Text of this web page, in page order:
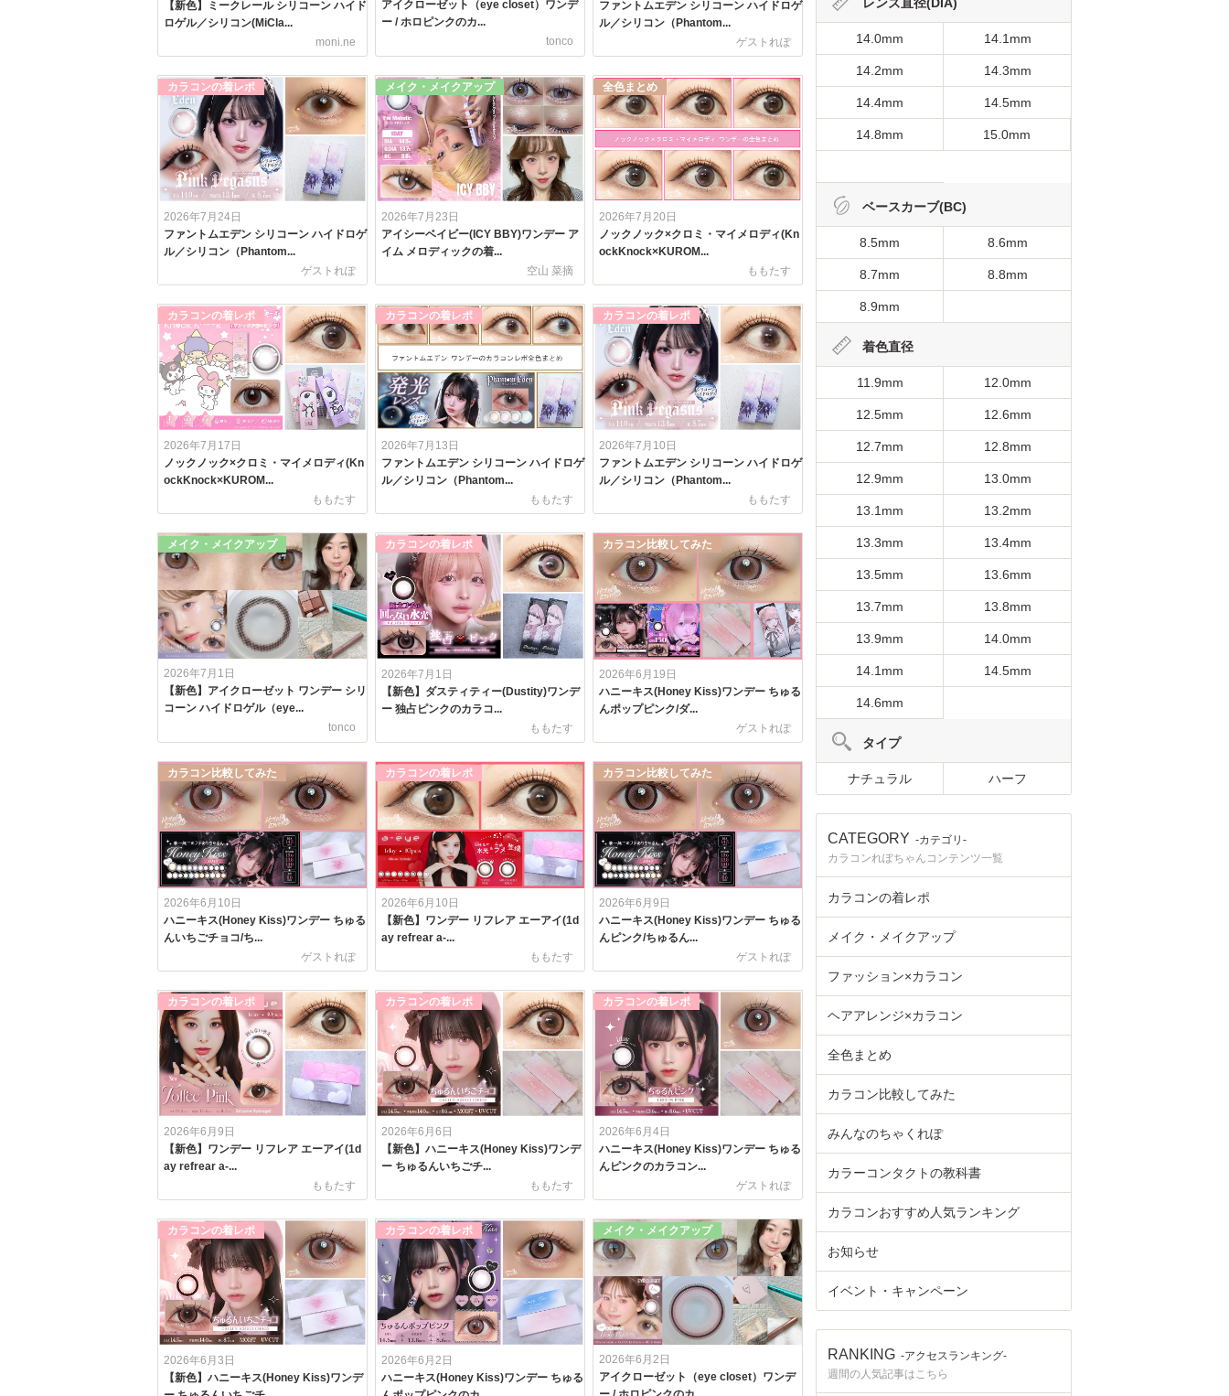
【新色】ミークレール シリコーン ハイド
ロゲル／シリコン(MiCla...
moni.ne
アイクローゼット（eye closet）ワンデ
ー / ホロピンクのカ...
tonco
ファントムエデン シリコーン ハイドロゲ
ル／シリコン（Phantom...
ゲストれぽ
カラコンの着レポ
2026年7月24日
ファントムエデン シリコーン ハイドロゲ
ル／シリコン（Phantom...
ゲストれぽ
メイク・メイクアップ
2026年7月23日
アイシーベイビー(ICY BBY)ワンデー ア
イム メロディックの着...
空山 菜摘
全色まとめ
2026年7月20日
ノックノック×クロミ・マイメロディ(Kn
ockKnock×KUROM...
ももたす
カラコンの着レポ
2026年7月17日
ノックノック×クロミ・マイメロディ(Kn
ockKnock×KUROM...
ももたす
カラコンの着レポ
2026年7月13日
ファントムエデン シリコーン ハイドロゲ
ル／シリコン（Phantom...
ももたす
カラコンの着レポ
2026年7月10日
ファントムエデン シリコーン ハイドロゲ
ル／シリコン（Phantom...
ももたす
メイク・メイクアップ
2026年7月1日
【新色】アイクローゼット ワンデー シリ
コーン ハイドロゲル（eye...
tonco
カラコンの着レポ
2026年7月1日
【新色】ダスティティー(Dustity)ワンデ
ー 独占ピンクのカラコ...
ももたす
カラコン比較してみた
2026年6月19日
ハニーキス(Honey Kiss)ワンデー ちゅる
んポップピンク/ダ...
ゲストれぽ
カラコン比較してみた
2026年6月10日
ハニーキス(Honey Kiss)ワンデー ちゅる
んいちごチョコ/ち...
ゲストれぽ
カラコンの着レポ
2026年6月10日
【新色】ワンデー リフレア エーアイ(1d
ay refrear a-...
ももたす
カラコン比較してみた
2026年6月9日
ハニーキス(Honey Kiss)ワンデー ちゅる
んピンク/ちゅるん...
ゲストれぽ
カラコンの着レポ
2026年6月9日
【新色】ワンデー リフレア エーアイ(1d
ay refrear a-...
ももたす
カラコンの着レポ
2026年6月6日
【新色】ハニーキス(Honey Kiss)ワンデ
ー ちゅるんいちごチ...
ももたす
カラコンの着レポ
2026年6月4日
ハニーキス(Honey Kiss)ワンデー ちゅる
んピンクのカラコン...
ゲストれぽ
カラコンの着レポ
2026年6月3日
【新色】ハニーキス(Honey Kiss)ワンデ
カラコンの着レポ
2026年6月2日
ハニーキス(Honey Kiss)ワンデー ちゅる
メイク・メイクアップ
2026年6月2日
アイクローゼット（eye closet）ワンデ
レンズ直径(DIA)
14.0mm 14.1mm
14.2mm 14.3mm
14.4mm 14.5mm
14.8mm 15.0mm
ベースカーブ(BC)
8.5mm 8.6mm
8.7mm 8.8mm
8.9mm
着色直径
11.9mm 12.0mm
12.5mm 12.6mm
12.7mm 12.8mm
12.9mm 13.0mm
13.1mm 13.2mm
13.3mm 13.4mm
13.5mm 13.6mm
13.7mm 13.8mm
13.9mm 14.0mm
14.1mm 14.5mm
14.6mm
タイプ
ナチュラル ハーフ
CATEGORY -カテゴリ-
カラコンれぽちゃんコンテンツ一覧
カラコンの着レポ
メイク・メイクアップ
ファッション×カラコン
ヘアアレンジ×カラコン
全色まとめ
カラコン比較してみた
みんなのちゃくれぽ
カラーコンタクトの教科書
カラコンおすすめ人気ランキング
お知らせ
イベント・キャンペーン
RANKING -アクセスランキング-
週間の人気記事はこちら